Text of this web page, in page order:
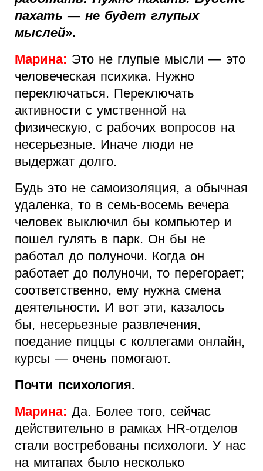
пахать — не будет глупых
мыслей».
Марина: Это не глупые мысли — это
человеческая психика. Нужно
переключаться. Переключать
активности с умственной на
физическую, с рабочих вопросов на
несерьезные. Иначе люди не
выдержат долго.
Будь это не самоизоляция, а обычная
удаленка, то в семь-восемь вечера
человек выключил бы компьютер и
пошел гулять в парк. Он бы не
работал до полуночи. Когда он
работает до полуночи, то перегорает;
соответственно, ему нужна смена
деятельности. И вот эти, казалось
бы, несерьезные развлечения,
поедание пиццы с коллегами онлайн,
курсы — очень помогают.
Почти психология.
Марина: Да. Более того, сейчас
действительно в рамках HR-отделов
стали востребованы психологи. У нас
на митапах было несколько